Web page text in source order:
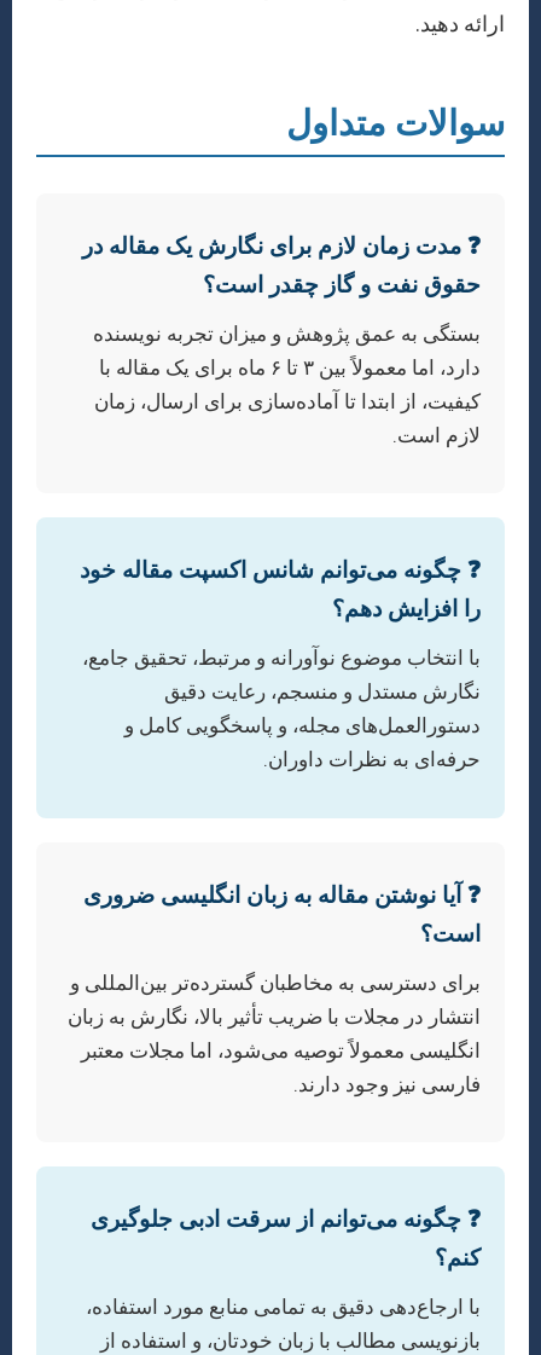
ارائه دهید.
سوالات متداول
❓ مدت زمان لازم برای نگارش یک مقاله در
حقوق نفت و گاز چقدر است؟
بستگی به عمق پژوهش و میزان تجربه نویسنده
دارد، اما معمولاً بین ۳ تا ۶ ماه برای یک مقاله با
کیفیت، از ابتدا تا آماده‌سازی برای ارسال، زمان
لازم است.
❓ چگونه می‌توانم شانس اکسپت مقاله خود
را افزایش دهم؟
با انتخاب موضوع نوآورانه و مرتبط، تحقیق جامع،
نگارش مستدل و منسجم، رعایت دقیق
دستورالعمل‌های مجله، و پاسخگویی کامل و
حرفه‌ای به نظرات داوران.
❓ آیا نوشتن مقاله به زبان انگلیسی ضروری
است؟
برای دسترسی به مخاطبان گسترده‌تر بین‌المللی و
انتشار در مجلات با ضریب تأثیر بالا، نگارش به زبان
انگلیسی معمولاً توصیه می‌شود، اما مجلات معتبر
فارسی نیز وجود دارند.
❓ چگونه می‌توانم از سرقت ادبی جلوگیری
کنم؟
با ارجاع‌دهی دقیق به تمامی منابع مورد استفاده،
بازنویسی مطالب با زبان خودتان، و استفاده از